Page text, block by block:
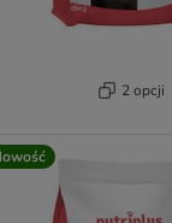
2 opcji